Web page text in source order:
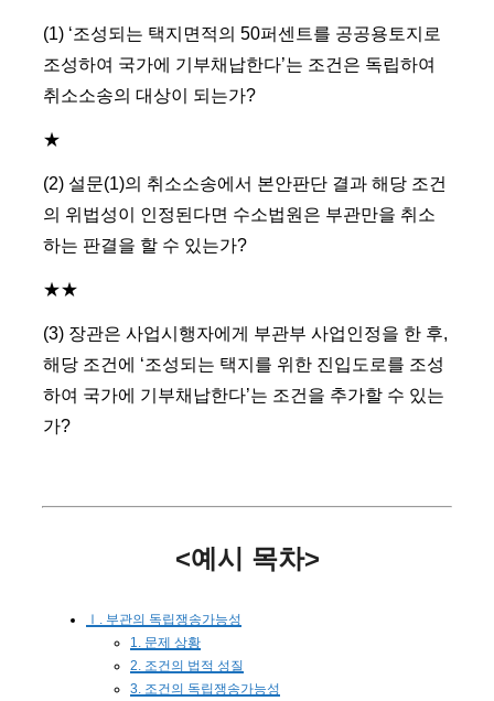
(1) ‘조성되는 택지면적의 50퍼센트를 공공용토지로
조성하여 국가에 기부채납한다’는 조건은 독립하여
취소소송의 대상이 되는가?
★
(2) 설문(1)의 취소소송에서 본안판단 결과 해당 조건
의 위법성이 인정된다면 수소법원은 부관만을 취소
하는 판결을 할 수 있는가?
★★
(3) 장관은 사업시행자에게 부관부 사업인정을 한 후,
해당 조건에 ‘조성되는 택지를 위한 진입도로를 조성
하여 국가에 기부채납한다’는 조건을 추가할 수 있는
가?
<예시 목차>
Ⅰ. 부관의 독립쟁송가능성
1. 문제 상황
2. 조건의 법적 성질
3. 조건의 독립쟁송가능성